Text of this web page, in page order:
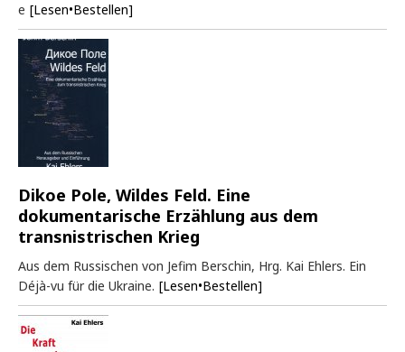
e [Lesen•Bestellen]
Dikoe Pole, Wildes Feld. Eine
dokumentarische Erzählung aus dem
transnistrischen Krieg
Aus dem Russischen von Jefim Berschin, Hrg. Kai Ehlers. Ein
Déjà-vu für die Ukraine. [Lesen•Bestellen]